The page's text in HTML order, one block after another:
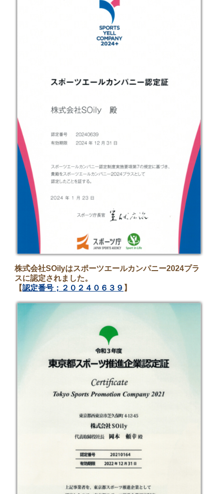
株式会社SOilyはスポーツエールカンパニー2024プラ
スに認定されました。
【認定番号；２０２４０６３９ 】